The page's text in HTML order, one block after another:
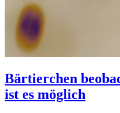
Bärtierchen
ist es möglich